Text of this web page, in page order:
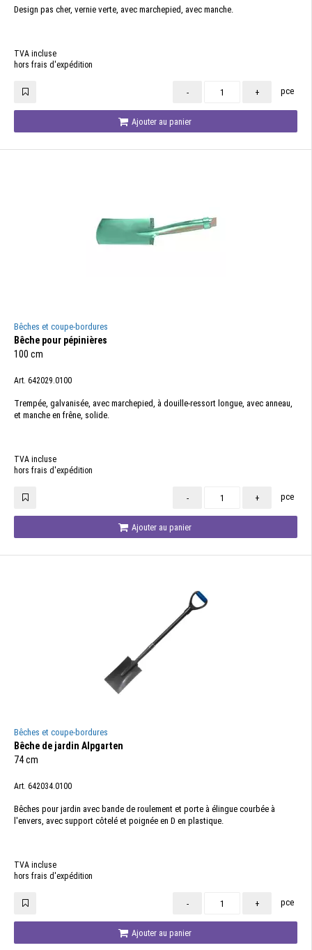
Design pas cher, vernie verte, avec marchepied, avec manche.
TVA incluse
hors frais d'expédition
- + pce
Ajouter au panier
Bêches et coupe-bordures
Bêche pour pépinières
100 cm
Art. 642029.0100
Trempée, galvanisée, avec marchepied, à douille-ressort longue, avec anneau,
et manche en frêne, solide.
TVA incluse
hors frais d'expédition
- + pce
Ajouter au panier
Bêches et coupe-bordures
Bêche de jardin Alpgarten
74 cm
Art. 642034.0100
Bêches pour jardin avec bande de roulement et porte à élingue courbée à
l'envers, avec support côtelé et poignée en D en plastique.
TVA incluse
hors frais d'expédition
- + pce
Ajouter au panier